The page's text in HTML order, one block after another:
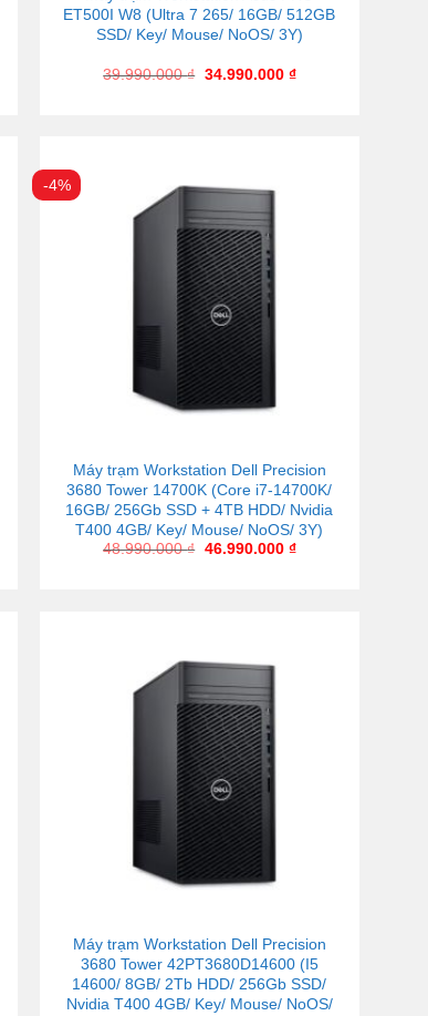
ET500I W8 (Ultra 7 265/ 16GB/ 512GB
SSD/ Key/ Mouse/ NoOS/ 3Y)
39.990.000₫ 34.990.000 ₫
-4%
Máy trạm Workstation Dell Precision
3680 Tower 14700K (Core i7-14700K/
16GB/ 256Gb SSD + 4TB HDD/ Nvidia
T400 4GB/ Key/ Mouse/ NoOS/ 3Y)
48.990.000₫ 46.990.000 ₫
Máy trạm Workstation Dell Precision
3680 Tower 42PT3680D14600 (I5
14600/ 8GB/ 2Tb HDD/ 256Gb SSD/
Nvidia T400 4GB/ Key/ Mouse/ NoOS/